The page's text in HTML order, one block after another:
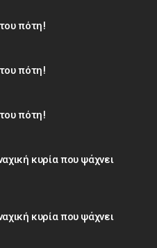
πότη!
πότη!
πότη!
κυρία που ψάχνει
κυρία που ψάχνει